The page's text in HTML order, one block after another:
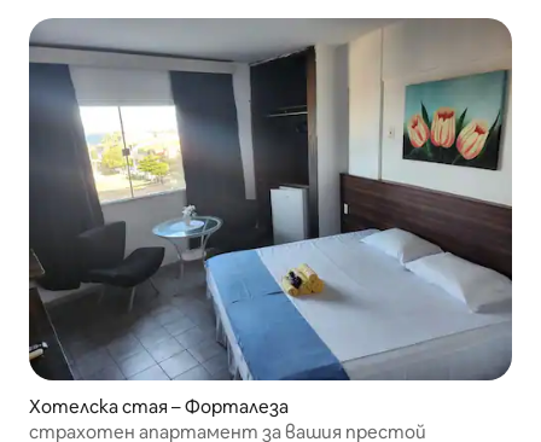
Хотелска стая – Форталеза
страхотен апартамент за вашия престой